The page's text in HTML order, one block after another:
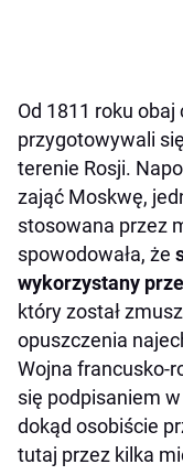
Od 1811 roku
przygotowywali
terenie Rosji.
zająć Moskwę,
stosowana przez
spowodowała, że
wykorzystany
który został
opuszczenia
Wojna francusko-
się podpisaniem
dokąd osobiście
tutaj przez kilka